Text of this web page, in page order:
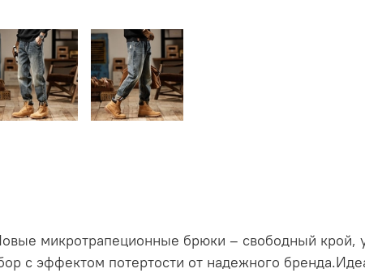
микротрапеционные брюки – свободный крой,
с эффектом потертости от надежного